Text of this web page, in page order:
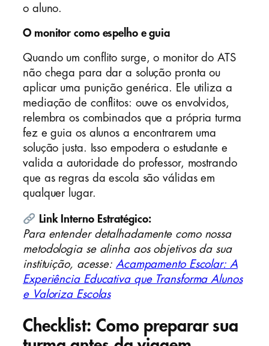
o aluno.
O monitor como espelho e guia
Quando um conflito surge, o monitor do ATS
não chega para dar a solução pronta ou
aplicar uma punição genérica. Ele utiliza a
mediação de conflitos: ouve os envolvidos,
relembra os combinados que a própria turma
fez e guia os alunos a encontrarem uma
solução justa. Isso empodera o estudante e
valida a autoridade do professor, mostrando
que as regras da escola são válidas em
qualquer lugar.
Link Interno Estratégico:
Para entender detalhadamente como nossa
metodologia se alinha aos objetivos da sua
instituição, acesse: Acampamento Escolar: A
Experiência Educativa que Transforma Alunos
e Valoriza Escolas
Checklist: Como preparar sua